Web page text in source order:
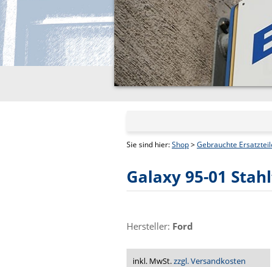
Sie sind hier:Shop>Gebrauchte
Galaxy 95-01
Hersteller: Ford
inkl. MwSt.zzgl. Versandkosten